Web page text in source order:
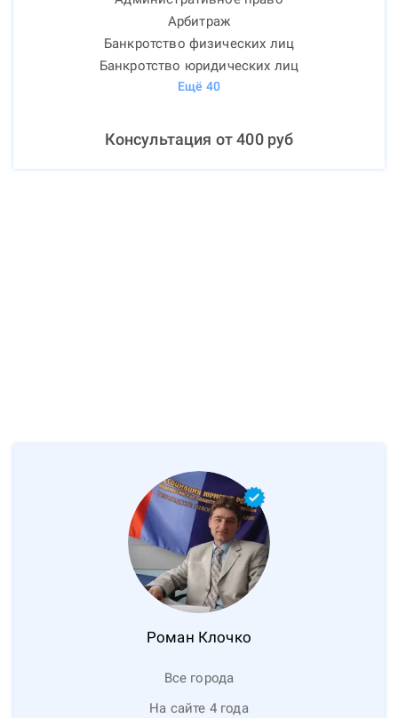
Арбитраж
Банкротство физических лиц
Банкротство юридических лиц
Ещё 40
Консультация от400руб
Роман Клочко
Все города
На сайте 4 года